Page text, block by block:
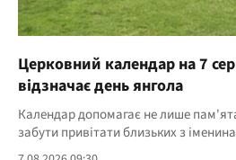
Церковний календар на 7
відзначає день янгола
Календар допомагає не лише
забути привітати близьких з